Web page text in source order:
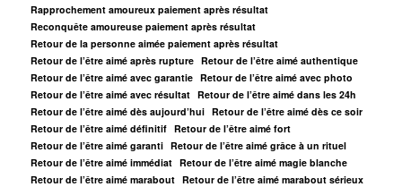
Rapprochement amoureux paiement après résultat
Reconquête amoureuse paiement après résultat
Retour de la personne aimée paiement après résultat
Retour de l’être aimé après rupture Retour de l’être aimé authentique
Retour de l’être aimé avec garantie Retour de l’être aimé avec photo
Retour de l’être aimé avec résultat Retour de l’être aimé dans les 24h
Retour de l’être aimé dès aujourd’hui Retour de l’être aimé dès ce soir
Retour de l’être aimé définitif Retour de l’être aimé fort
Retour de l’être aimé garanti Retour de l’être aimé grâce à un rituel
Retour de l’être aimé immédiat Retour de l’être aimé magie blanche
Retour de l’être aimé marabout Retour de l’être aimé marabout sérieux